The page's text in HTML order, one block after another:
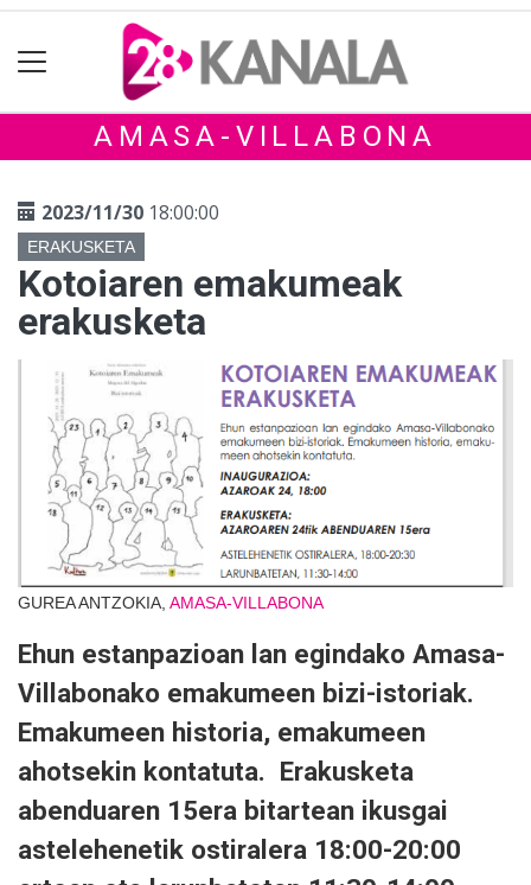
AMASA-VILLABONA
2023/11/30 18:00:00
ERAKUSKETA
Kotoiaren emakumeak
erakusketa
GUREA ANTZOKIA, AMASA-VILLABONA
Ehun estanpazioan lan egindako Amasa-
Villabonako emakumeen bizi-istoriak.
Emakumeen historia, emakumeen
ahotsekin kontatuta. Erakusketa
abenduaren 15era bitartean ikusgai
astelehenetik ostiralera 18:00-20:00